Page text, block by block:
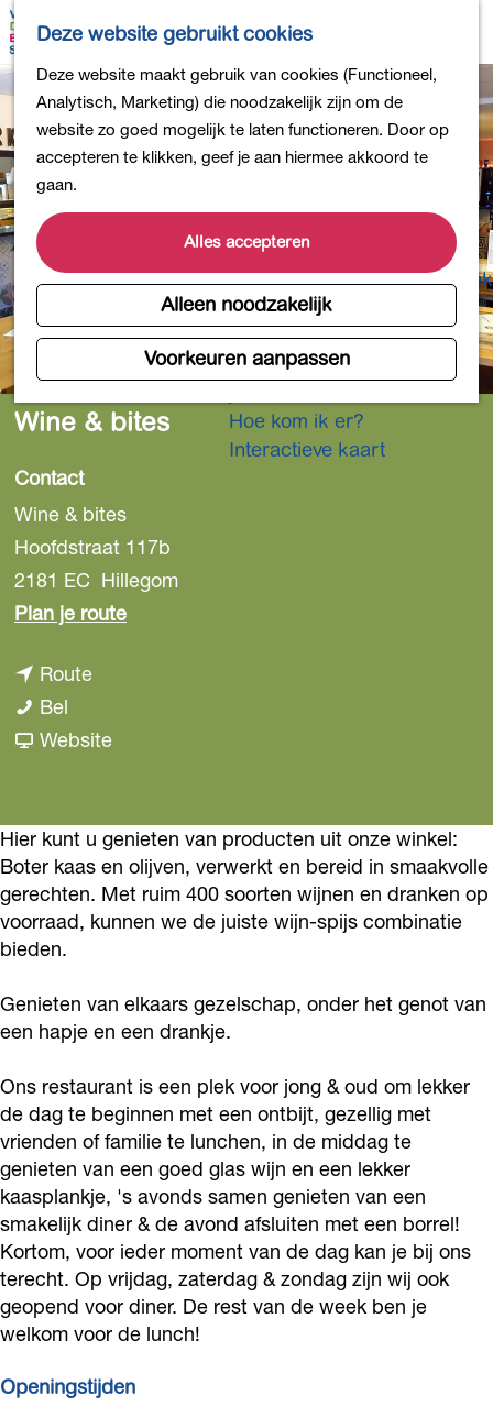
Deze website gebruikt cookies
Deze website maakt gebruik van cookies (Functioneel,
Analytisch, Marketing) die noodzakelijk zijn om de
website zo goed mogelijk te laten functioneren. Door op
accepteren te klikken, geef je aan hiermee akkoord te
gaan.
Alles accepteren
Alleen noodzakelijk
Voorkeuren aanpassen
G
a
n
a
a
r
d
e
h
o
m
K
a
r
t
Z
e
k
e
n
e
n
u
Bollen en Bloemen
Uit eten
DB4daagse - Inschrijven
Kinderactiviteiten
De natuur in
Musea en meer
Producten uit de Bollenstreek
Gezond en actief
Overnachten
Hoe kom ik er?
Interactieve kaart
Wine & bites
Contact
Wine & bites
Hoofdstraat 117b
2181 EC Hillegom
Plan je routen
e
&
b
e
s
Routen
a
i
n
e
&
i
t
s
Bel
i
&
b
i
t
s
Websitev
W
i
n
e
b
i
e
s
Hier kunt u genieten van producten uit onze winkel:
Boter kaas en olijven, verwerkt en bereid in smaakvolle
gerechten. Met ruim 400 soorten wijnen en dranken op
voorraad, kunnen we de juiste wijn-spijs combinatie
bieden.
Genieten van elkaars gezelschap, onder het genot van
een hapje en een drankje.
Ons restaurant is een plek voor jong & oud om lekker
de dag te beginnen met een ontbijt, gezellig met
vrienden of familie te lunchen, in de middag te
genieten van een goed glas wijn en een lekker
kaasplankje, 's avonds samen genieten van een
smakelijk diner & de avond afsluiten met een borrel!
Kortom, voor ieder moment van de dag kan je bij ons
terecht. Op vrijdag, zaterdag & zondag zijn wij ook
geopend voor diner. De rest van de week ben je
welkom voor de lunch!
Openingstijden